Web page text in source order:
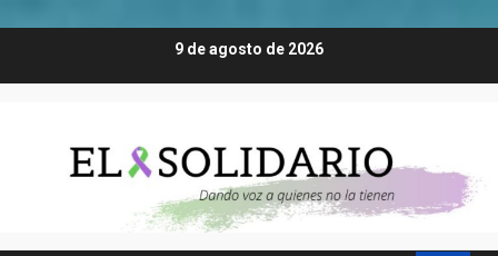
9 de agosto de 2026